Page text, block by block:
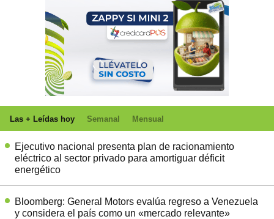
Las + Leídas hoy Semanal Mensual
Ejecutivo nacional presenta plan de racionamiento
eléctrico al sector privado para amortiguar déficit
energético
Bloomberg: General Motors evalúa regreso a Venezuela
y considera el país como un «mercado relevante»